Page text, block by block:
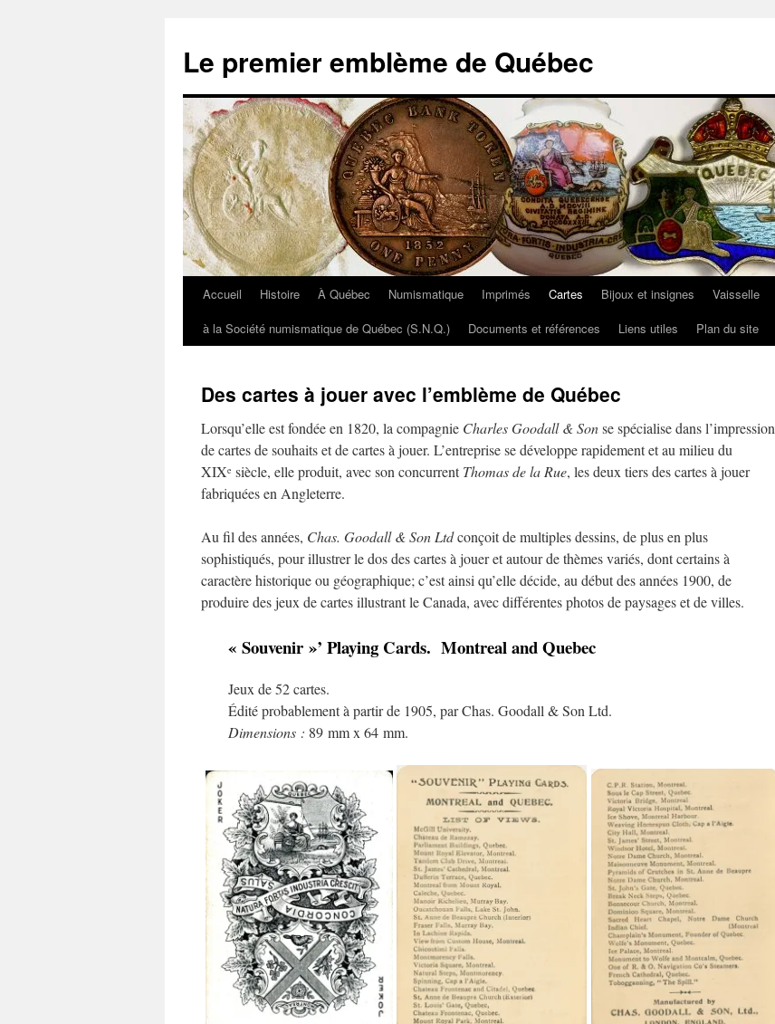
contenu
Le premier emblème de Québec
Accueil Histoire À Québec Numismatique Imprimés Cartes Bijoux et insignes Vaisselle
à la Société numismatique de Québec (S.N.Q.)
Documents et références Liens utiles Plan du site
Des cartes à jouer avec l’emblème de Québec
Lorsqu’elle est fondée en 1820, la compagnie Charles Goodall & Sonse spécialise dans l’impression
de cartes de souhaits et de cartes à jouer. L’entreprise se développe rapidement et au milieu du
XIXe siècle, elle produit, avec son concurrentThomas de la Rue, les deux tiers des cartes à jouer
fabriquées en Angleterre.
Au fil des années, Chas. Goodall & Son Ltdconçoit de multiples dessins, de plus en plus
sophistiqués, pour illustrer le dos des cartes à jouer et autour de thèmes variés, dont certains à
caractère historique ou géographique; c’est ainsi qu’elle décide, au début des années 1900, de
produire des jeux de cartes illustrant le Canada, avec différentes photos de paysages et de villes.
« Souvenir »’ Playing Cards. Montreal and Quebec
Jeux de 52 cartes.
Édité probablement à partir de 1905, par Chas. Goodall & Son Ltd.
Dimensions : 89 mm x 64 mm.